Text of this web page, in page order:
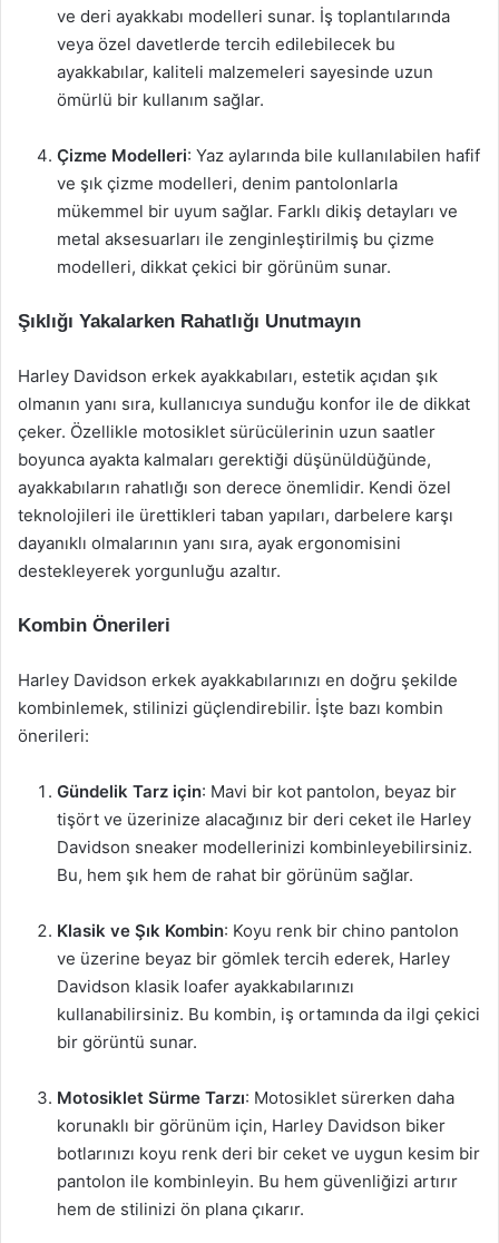
ve deri ayakkabı modelleri sunar. İş toplantılarında
veya özel davetlerde tercih edilebilecek bu
ayakkabılar, kaliteli malzemeleri sayesinde uzun
ömürlü bir kullanım sağlar.
Çizme Modelleri: Yaz aylarında bile kullanılabilen hafif
ve şık çizme modelleri, denim pantolonlarla
mükemmel bir uyum sağlar. Farklı dikiş detayları ve
metal aksesuarları ile zenginleştirilmiş bu çizme
modelleri, dikkat çekici bir görünüm sunar.
Şıklığı Yakalarken Rahatlığı Unutmayın
Harley Davidson erkek ayakkabıları, estetik açıdan şık
olmanın yanı sıra, kullanıcıya sunduğu konfor ile de dikkat
çeker. Özellikle motosiklet sürücülerinin uzun saatler
boyunca ayakta kalmaları gerektiği düşünüldüğünde,
ayakkabıların rahatlığı son derece önemlidir. Kendi özel
teknolojileri ile ürettikleri taban yapıları, darbelere karşı
dayanıklı olmalarının yanı sıra, ayak ergonomisini
destekleyerek yorgunluğu azaltır.
Kombin Önerileri
Harley Davidson erkek ayakkabılarınızı en doğru şekilde
kombinlemek, stilinizi güçlendirebilir. İşte bazı kombin
önerileri:
Gündelik Tarz için: Mavi bir kot pantolon, beyaz bir
tişört ve üzerinize alacağınız bir deri ceket ile Harley
Davidson sneaker modellerinizi kombinleyebilirsiniz.
Bu, hem şık hem de rahat bir görünüm sağlar.
Klasik ve Şık Kombin: Koyu renk bir chino pantolon
ve üzerine beyaz bir gömlek tercih ederek, Harley
Davidson klasik loafer ayakkabılarınızı
kullanabilirsiniz. Bu kombin, iş ortamında da ilgi çekici
bir görüntü sunar.
Motosiklet Sürme Tarzı: Motosiklet sürerken daha
korunaklı bir görünüm için, Harley Davidson biker
botlarınızı koyu renk deri bir ceket ve uygun kesim bir
pantolon ile kombinleyin. Bu hem güvenliğizi artırır
hem de stilinizi ön plana çıkarır.